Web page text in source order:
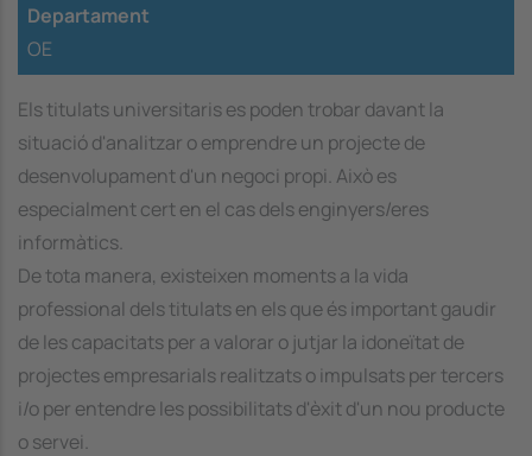
Departament
OE
Els titulats universitaris es poden trobar davant la
situació d'analitzar o emprendre un projecte de
desenvolupament d'un negoci propi. Això es
especialment cert en el cas dels enginyers/eres
informàtics.
De tota manera, existeixen moments a la vida
professional dels titulats en els que és important gaudir
de les capacitats per a valorar o jutjar la idoneïtat de
projectes empresarials realitzats o impulsats per tercers
i/o per entendre les possibilitats d'èxit d'un nou producte
o servei.